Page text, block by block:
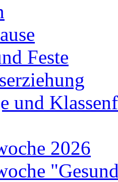
Feste
und
2026